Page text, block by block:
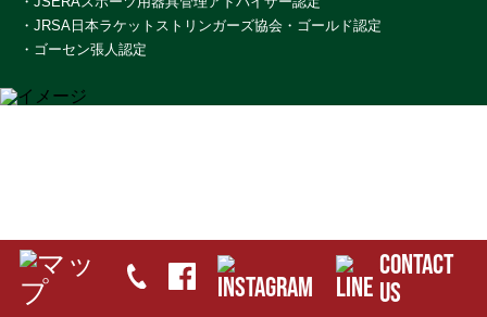
CONTACT
US
・JRSA日本ラケットストリンガーズ協会・ゴールド認定
・ゴーセン張人認定